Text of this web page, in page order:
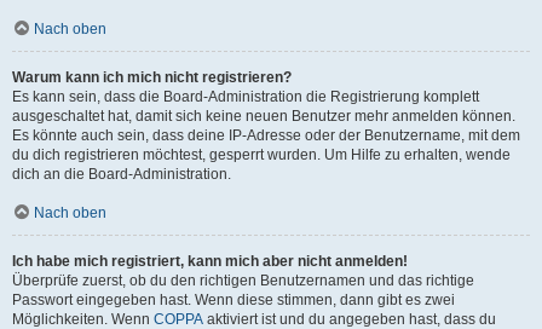
Nach oben
Warum kann ich mich nicht registrieren?
Es kann sein, dass die Board-Administration die Registrierung komplett
ausgeschaltet hat, damit sich keine neuen Benutzer mehr anmelden können.
Es könnte auch sein, dass deine IP-Adresse oder der Benutzername, mit dem
du dich registrieren möchtest, gesperrt wurden. Um Hilfe zu erhalten, wende
dich an die Board-Administration.
Nach oben
Ich habe mich registriert, kann mich aber nicht anmelden!
Überprüfe zuerst, ob du den richtigen Benutzernamen und das richtige
Passwort eingegeben hast. Wenn diese stimmen, dann gibt es zwei
Möglichkeiten. Wenn COPPA aktiviert ist und du angegeben hast, dass du